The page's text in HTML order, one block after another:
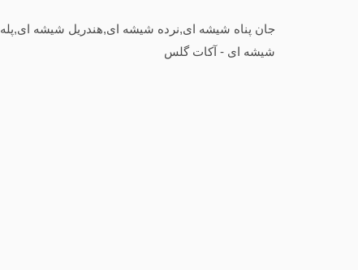
جان پناه شیشه ای,نرده شیشه ای,هندریل شیشه ای,پله
شیشه ای - آکات گلس